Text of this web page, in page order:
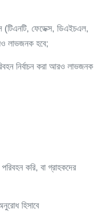
ফেডেক্স, ডিএইচএল,
লাভজনক হবে;
নির্বাচন করা আরও লাভজনক
করি, বা গ্রাহকদের
হিসাবে